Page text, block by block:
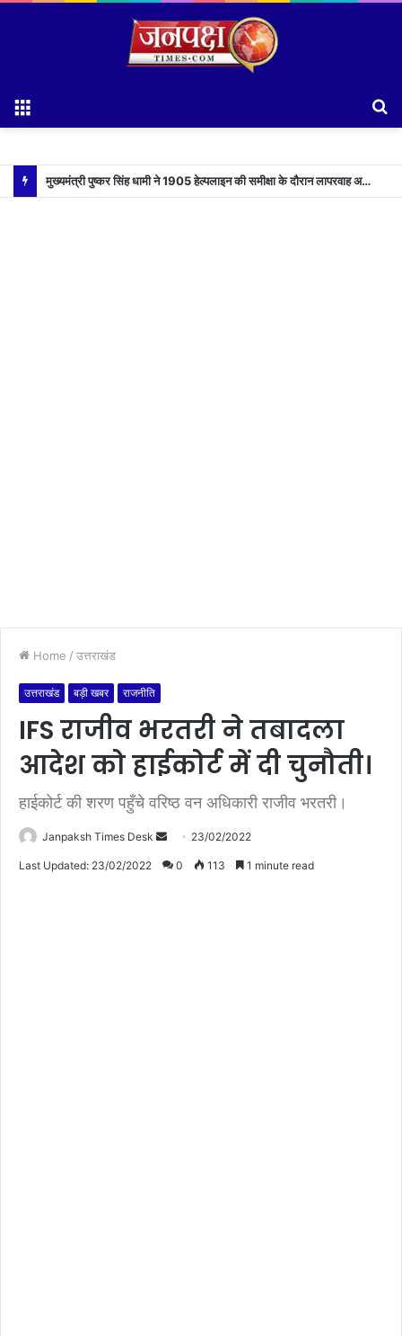
मुख्यमंत्री पुष्कर सिंह धामी ने 1905 हेल्पलाइन की समीक्षा के दौरान लापरवाह अधिकारियों को लगाई फटकार
Home / उत्तराखंड
उत्तराखंड बड़ी खबर राजनीति
IFS राजीव भरतरी ने तबादला
आदेश को हाईकोर्ट में दी चुनौती।
हाईकोर्ट की शरण पहुँचे वरिष्ठ वन अधिकारी राजीव भरतरी।
Janpaksh Times Desk
e
23/02/2022
Last Updated: 23/02/2022 0 113 1 minute read